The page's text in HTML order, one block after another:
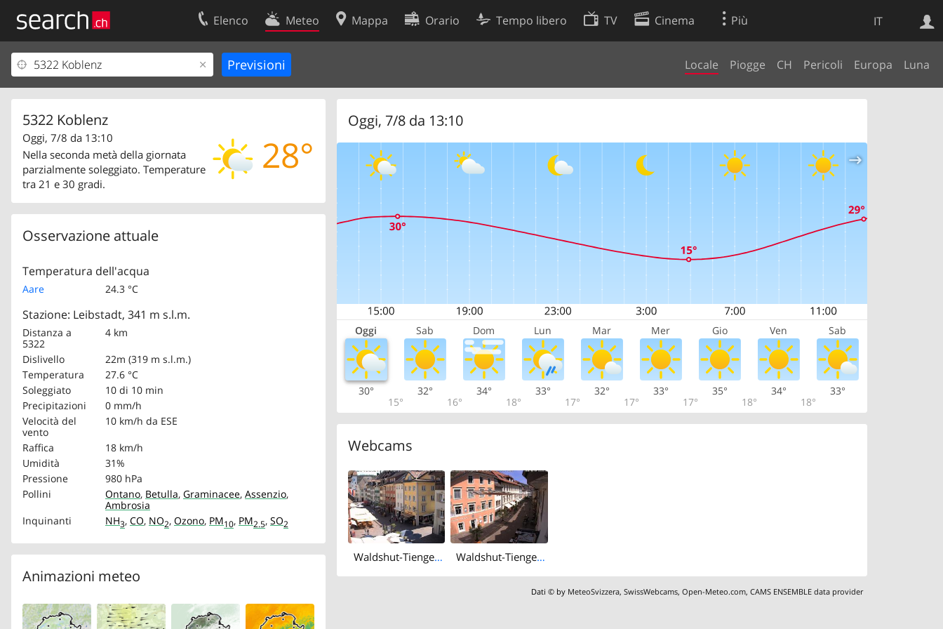
IT
Elenco Meteo Mappa Orario Tempo libero TV Cinema Più
Locale Piogge CH Pericoli Europa Luna
5322 Koblenz
28°
Oggi, 7/8 da 13:10
Nella seconda metà della giornata
parzialmente soleggiato. Temperature
tra 21 e 30 gradi.
Osservazione attuale
Temperatura dell'acqua
Aare 24.3 °C
Stazione: Leibstadt, 341 m s.l.m.
Distanza a
5322
4 km
Dislivello
22m (319 m s.l.m.)
Temperatura
27.6 °C
Soleggiato
10 di 10 min
Precipitazioni
0 mm/h
Velocità del
vento
10 km/h da ESE
Raffica
18 km/h
Umidità
31%
Pressione
980 hPa
Pollini
Ontano, Betulla, Graminacee, Assenzio,
Ambrosia
Inquinanti
NH3, CO, NO2, Ozono, PM10, PM2.5, SO2
Animazioni meteo
Oggi, 7/8 da 13:10
Oggi Sab Dom Lun Mar Mer Gio Ven Sab
30°
15°
32°
16°
34°
18°
33°
17°
32°
17°
33°
17°
35°
18°
34°
18°
33°
Webcams
Waldshut-Tiengen › South-east: Waldshut Altstadt - Kaiserstraße Waldshut-Tiengen › North-east: Tiengen Altstadt - Hauptstraße
Dati © by MeteoSvizzera,SwissWebcams,Open-Meteo.com,CAMS ENSEMBLE data provider
Ricerca Web
Il vostro profolio
Area clienti
Informazioni Legali
Contatti
Condizioni d’uso
Preferenze cookie